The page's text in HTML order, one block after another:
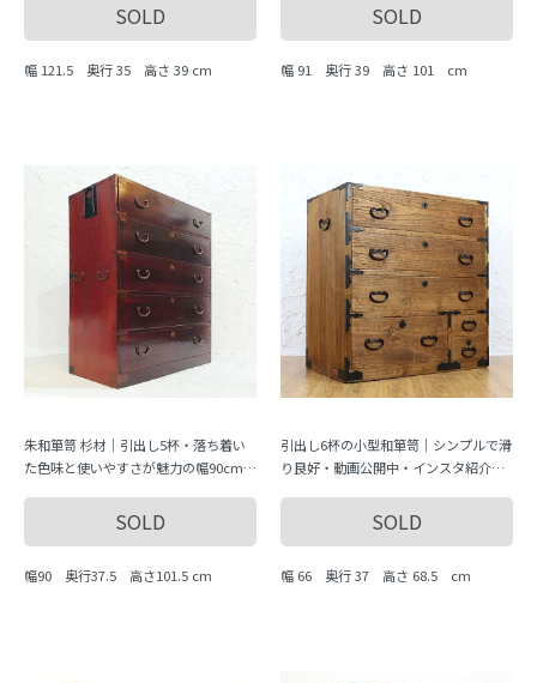
SOLD
幅 121.5 奥行 35 高さ 39 cm
SOLD
幅 91 奥行 39 高さ 101 cm
朱和箪笥 杉材｜引出し5杯・落ち着い
た色味と使いやすさが魅力の幅90cmタ
SOLD
幅90 奥行37.5 高さ101.5 cm
引出し6杯の小型和箪笥｜シンプルで滑
り良好・動画公開中・インスタ紹介ア
SOLD
幅 66 奥行 37 高さ 68.5 cm